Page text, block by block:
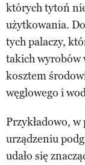
których tytoń
użytkowania.
tych palaczy,
takich wyrobów
kosztem
węglowego i
Przykładowo,
urządzeniu
udało się